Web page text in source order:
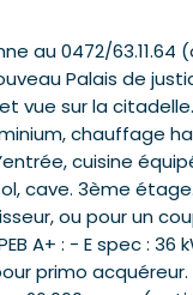
au 0472/
Palais de
vue sur la
chauffage
cuisine
cave. 3ème
ou pour un
A+ : - E spec : 36
primo